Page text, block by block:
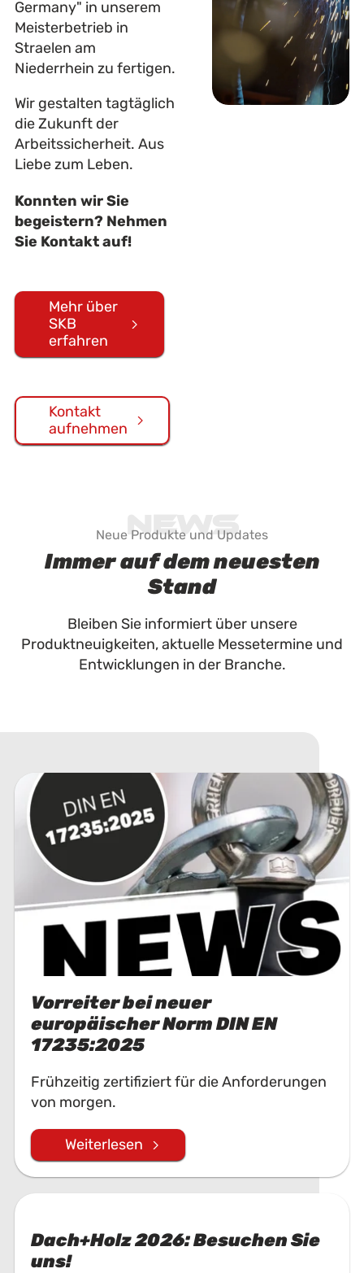
Germany" in unserem
Meisterbetrieb in
Straelen am
Niederrhein zu fertigen.
Wir gestalten tagtäglich
die Zukunft der
Arbeitssicherheit. Aus
Liebe zum Leben.
Konnten wir Sie
begeistern? Nehmen
Sie Kontakt auf!
Mehr über
SKB
erfahren
Kontakt
aufnehmen
News
Neue Produkte und Updates
Immer auf dem neuesten
Stand
Bleiben Sie informiert über unsere
Produktneuigkeiten, aktuelle Messetermine und
Entwicklungen in der Branche.
Vorreiter bei neuer
europäischer Norm DIN EN
17235:2025
Frühzeitig zertifiziert für die Anforderungen
von morgen.
Weiterlesen
Dach+Holz 2026: Besuchen Sie
uns!